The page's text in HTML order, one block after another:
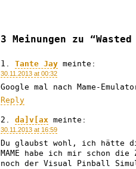
3 Meinungen zu
Tante Jay meinte:
30.11.2013 at 00:32
Google mal nach Mame-
Reply
da]v[ax meinte:
30.11.2013 at 16:59
Du glaubst wohl, ich hätte
MAME habe ich mir schon
noch der Visual Pinball